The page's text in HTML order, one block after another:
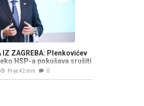
IZ ZAGREBA: Plenkovićev
HSP-a pokušava srušiti
Slavena Kovačevića pred
Prije 42 min 0